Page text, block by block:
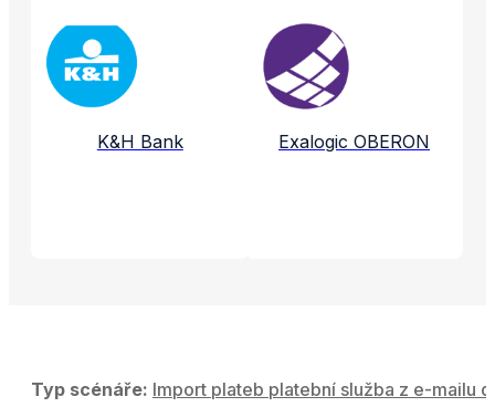
Propojené aplikace a služby
K&H Bank Exalogic OBERON
Typ scénáře: Import plateb platební služba z e-mailu